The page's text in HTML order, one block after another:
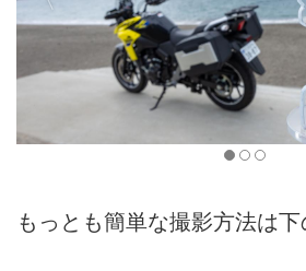
もっとも簡単な撮影方法は下